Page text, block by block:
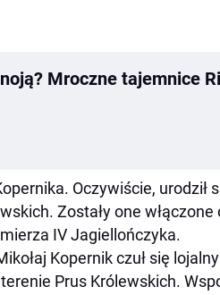
Mroczne tajemnice
Oczywiście, urodził
Zostały one
IV Jagiellończyka.
Kopernik czuł się
Prus Królewskich.